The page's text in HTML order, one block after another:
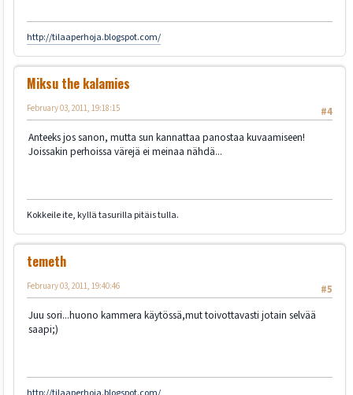
http://tilaaperhoja.blogspot.com/
Miksu the kalamies
#4
February 03, 2011, 19:18:15
Anteeks jos sanon, mutta sun kannattaa panostaa kuvaamiseen!
Joissakin perhoissa värejä ei meinaa nähdä...
Kokkeile ite, kyllä tasurilla pitäis tulla.
temeth
#5
February 03, 2011, 19:40:46
Juu sori...huono kammera käytössä,mut toivottavasti jotain selvää
saapi;)